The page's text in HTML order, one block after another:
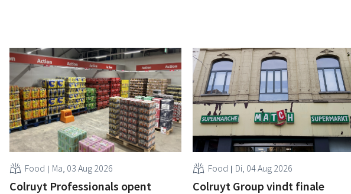
Food Ma, 03 Aug 2026
Colruyt Professionals opent
Food Di, 04 Aug 2026
Colruyt Group vindt finale